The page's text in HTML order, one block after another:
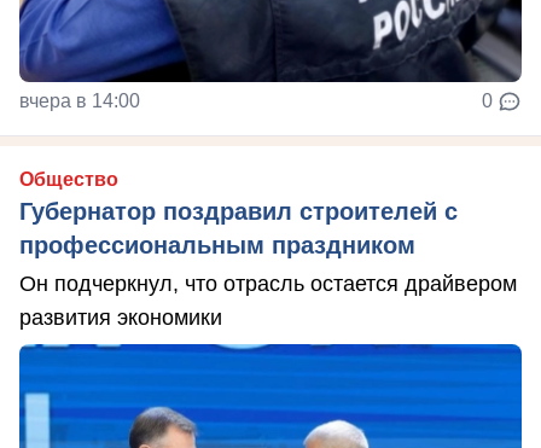
вчера в 14:00 0
Общество
Губернатор поздравил строителей с
профессиональным праздником
Он подчеркнул, что отрасль остается драйвером
развития экономики